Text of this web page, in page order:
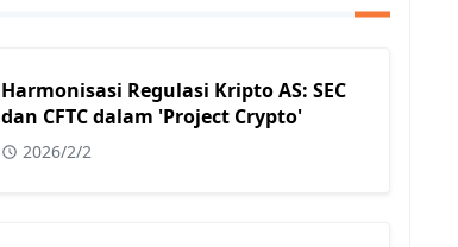
Harmonisasi Regulasi Kripto AS: SEC
dan CFTC dalam 'Project Crypto'
2026/2/2